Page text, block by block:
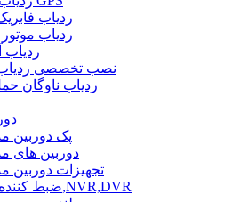
ردیاب
ردیاب
ردیاب
نصب تخصصی
ردیاب ناوگان
پک دوربین
دوربین های
تجهیزات دوربین
ضبط کننده تصاویر,NVR,DVR